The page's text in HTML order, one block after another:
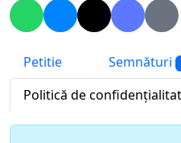
Petitie Semnături
Politică de